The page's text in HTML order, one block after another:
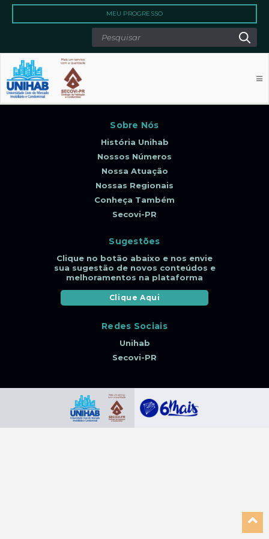
MEU PROGRESSO
Search
Sobre Nós
História Unihab
Nossos Números
Nossa Atuação
Nossas Regionais
Conheça Também
Secovi-PR
Sugestões
Clique no botão abaixo e nos envie
sua sugestão de novos conteúdos e
melhoramentos na plataforma
Clique Aqui
Redes Sociais
Unihab
Secovi-PR